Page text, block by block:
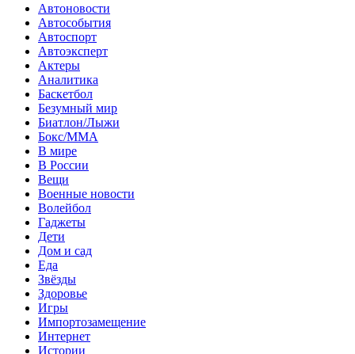
Автоновости
Автособытия
Автоспорт
Автоэксперт
Актеры
Аналитика
Баскетбол
Безумный мир
Биатлон/Лыжи
Бокс/MMA
В мире
В России
Вещи
Военные новости
Волейбол
Гаджеты
Дети
Дом и сад
Еда
Звёзды
Здоровье
Игры
Импортозамещение
Интернет
Истории